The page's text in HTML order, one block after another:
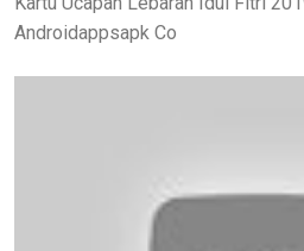
Androidappsapk Co